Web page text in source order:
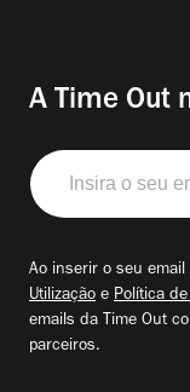
A Time Out
Insira
o
seu
Ao inserir o seu
Utilização e Política
emails da Time Out
parceiros.